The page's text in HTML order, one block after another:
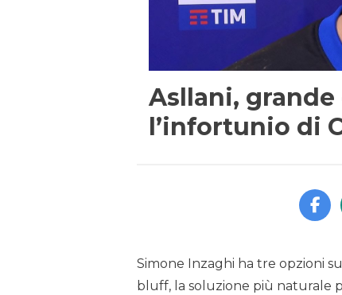
Asllani, grande
l’infortunio di
Simone Inzaghi ha tre opzioni
bluff, la soluzione più naturale